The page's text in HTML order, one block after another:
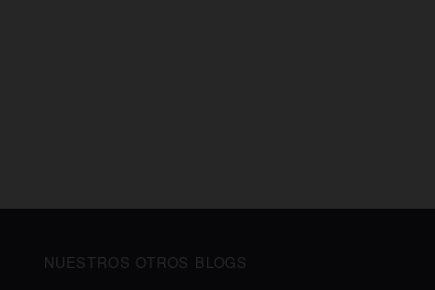
NUESTROS OTROS BLOGS